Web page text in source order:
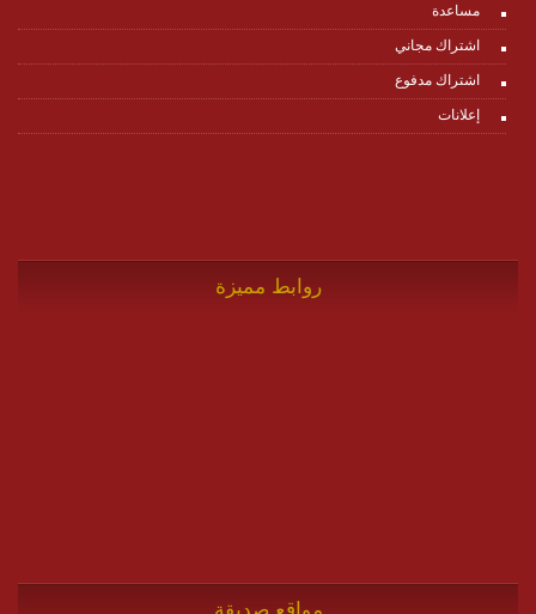
مساعدة
اشتراك مجاني
اشتراك مدفوع
إعلانات
روابط مميزة
مواقع صديقة